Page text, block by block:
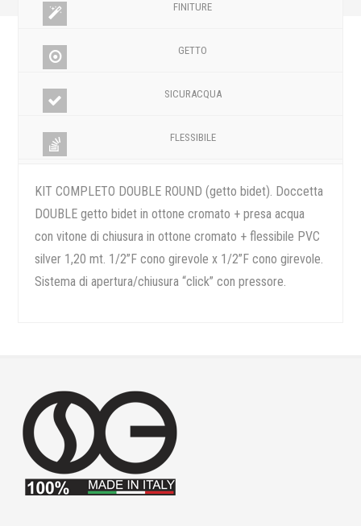
FINITURE
GETTO
SICURACQUA
FLESSIBILE
KIT COMPLETO DOUBLE ROUND (getto bidet). Doccetta
DOUBLE getto bidet in ottone cromato + presa acqua
con vitone di chiusura in ottone cromato + flessibile PVC
silver 1,20 mt. 1/2”F cono girevole x 1/2”F cono girevole.
Sistema di apertura/chiusura “click” con pressore.